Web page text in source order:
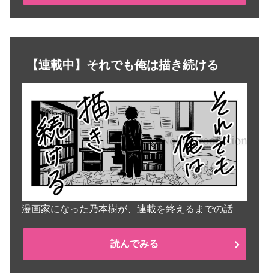
【連載中】それでも俺は描き続ける
漫画家になった乃本樹が、連載を終えるまでの話
読んでみる